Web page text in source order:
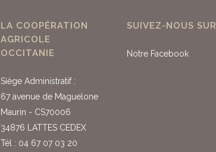
LA COOPÉRATION
AGRICOLE
OCCITANIE
Siège Administratif :
67 avenue de Maguelone
Maurin - CS70006
34876 LATTES CEDEX
Tél : 04 67 07 03 20
SUIVEZ-NOUS SUR
Notre Facebook